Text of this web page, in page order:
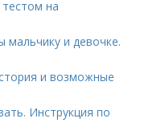
на
мальчику и девочке.
и возможные
Инструкция по